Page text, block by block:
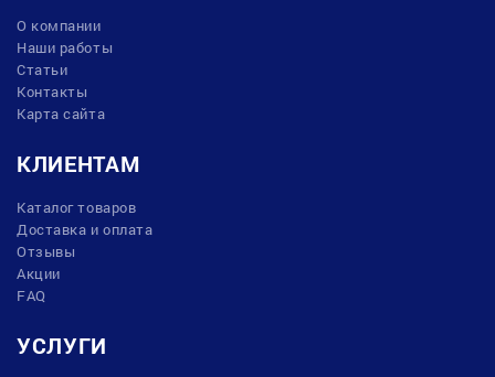
О компании
Наши работы
Статьи
Контакты
Карта сайта
КЛИЕНТАМ
Каталог товаров
Доставка и оплата
Отзывы
Акции
FAQ
УСЛУГИ